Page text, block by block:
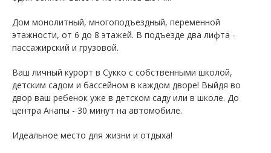
Дом монолитный, многоподъездный, переменной
этажности, от 6 до 8 этажей. B подъезде два лифта -
пассажирский и грузовой.
Ваш личный курорт в Сукко с собственными школой,
детским садом и бассейном в каждом дворе! Выйдя во
двор ваш ребенок уже в детском саду или в школе. До
центра Анапы - 30 минут на автомобиле.
Идеальное место для жизни и отдыха!